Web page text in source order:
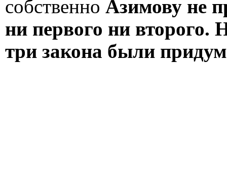
собственно Азимову не
ни первого ни второго.
три закона были